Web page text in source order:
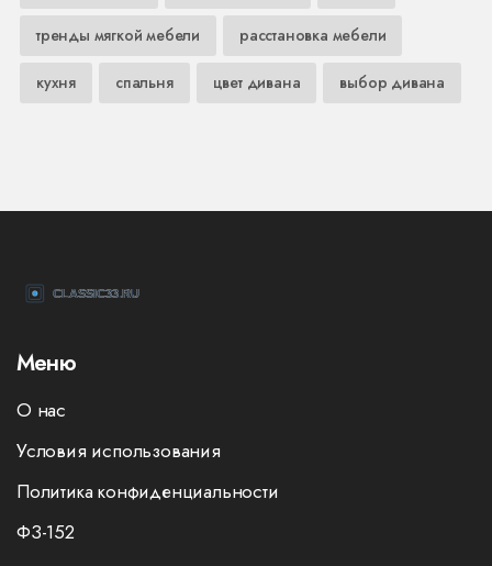
тренды мягкой мебели расстановка мебели
кухня спальня цвет дивана выбор дивана
Меню
О нас
Условия использования
Политика конфиденциальности
ФЗ-152